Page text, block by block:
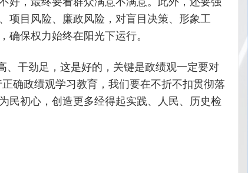
项目风险、廉政风险，对盲目决策、形象工
确保权力始终在阳光下运行。
、干劲足，这是好的，关键是政绩观一定要对
确政绩观学习教育，我们要在不折不扣贯彻落
民初心，创造更多经得起实践、人民、历史检